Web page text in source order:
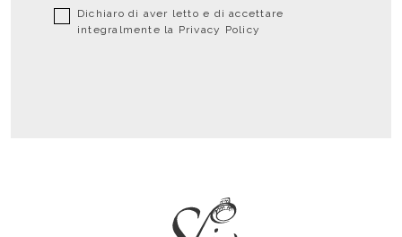
Dichiaro di aver letto e di accettare
integralmente la Privacy Policy